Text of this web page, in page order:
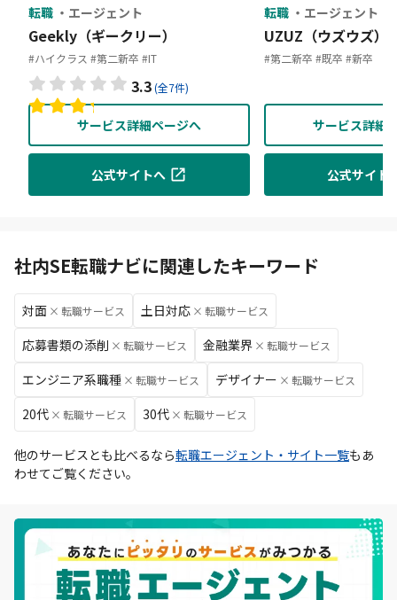
転職 エージェント
Geekly（ギークリー）
#ハイクラス #第二新卒 #IT
3.3(全7件)
サービス詳細ページへ
公式サイトへ
転職 エージェント
UZUZ（ウズウズ）
#第二新卒 #既卒 #新卒
サービス詳細
公式サイト
社内SE転職ナビに関連したキーワード
対面 × 転職サービス 土日対応 × 転職サービス
応募書類の添削 × 転職サービス 金融業界 × 転職サービス
エンジニア系職種 × 転職サービス デザイナー × 転職サービス
20代 × 転職サービス 30代 × 転職サービス
他のサービスとも比べるなら転職エージェント・サイト一覧もあ
わせてご覧ください。